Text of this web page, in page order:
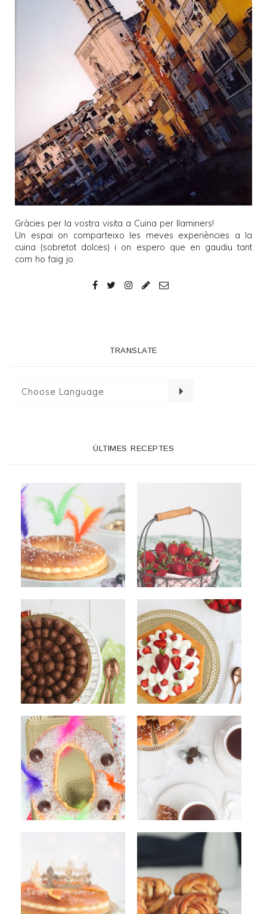
Gràcies per la vostra visita a Cuina per llaminers!
Un espai on comparteixo les meves experiències a la
cuina (sobretot dolces) i on espero que en gaudiu tant
com ho faig jo.
TRANSLATE
ÚLTIMES RECEPTES